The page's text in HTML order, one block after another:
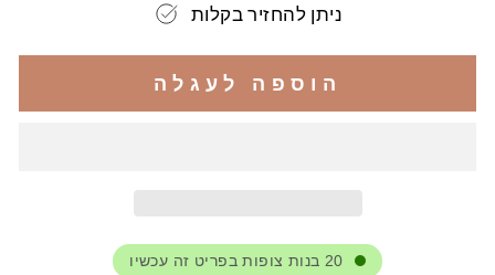
ניתן להחזיר בקלות
הוספה לעגלה
20 בנות צופות בפריט זה עכשיו